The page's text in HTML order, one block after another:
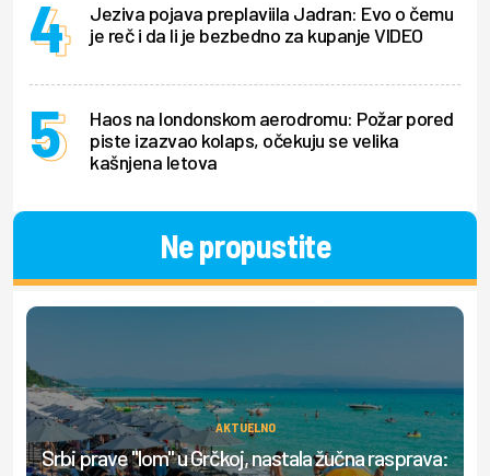
Jeziva pojava preplaviila Jadran: Evo o čemu
je reč i da li je bezbedno za kupanje VIDEO
Haos na londonskom aerodromu: Požar pored
piste izazvao kolaps, očekuju se velika
kašnjena letova
Ne propustite
AKTUELNO
Srbi prave "lom" u Grčkoj, nastala žučna rasprava: